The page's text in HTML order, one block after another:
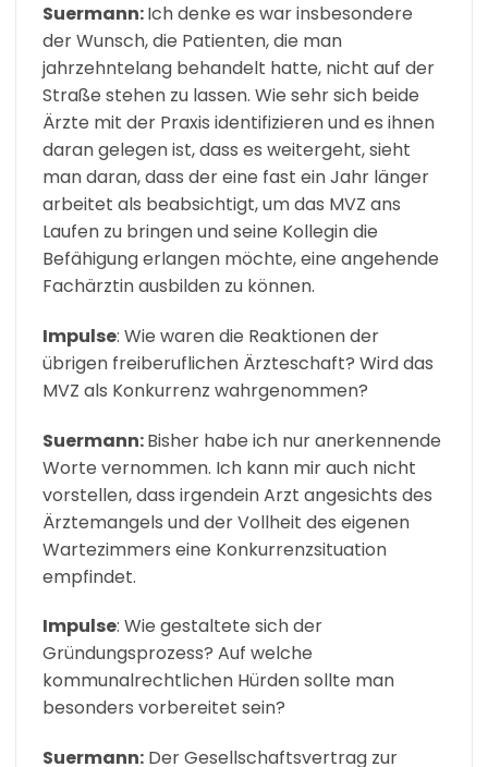
Suermann:Ich denke es war insbesondere
der Wunsch, die Patienten, die man
jahrzehntelang behandelt hatte, nicht auf der
Straße stehen zu lassen. Wie sehr sich beide
Ärzte mit der Praxis identifizieren und es ihnen
daran gelegen ist, dass es weitergeht, sieht
man daran, dass der eine fast ein Jahr länger
arbeitet als beabsichtigt, um das MVZ ans
Laufen zu bringen und seine Kollegin die
Befähigung erlangen möchte, eine angehende
Fachärztin ausbilden zu können.
Impulse: Wie waren die Reaktionen der
übrigen freiberuflichen Ärzteschaft? Wird das
MVZ als Konkurrenz wahrgenommen?
Suermann:Bisher habe ich nur anerkennende
Worte vernommen. Ich kann mir auch nicht
vorstellen, dass irgendein Arzt angesichts des
Ärztemangels und der Vollheit des eigenen
Wartezimmers eine Konkurrenzsituation
empfindet.
Impulse: Wie gestaltete sich der
Gründungsprozess? Auf welche
kommunalrechtlichen Hürden sollte man
besonders vorbereitet sein?
Suermann: Der Gesellschaftsvertrag zur